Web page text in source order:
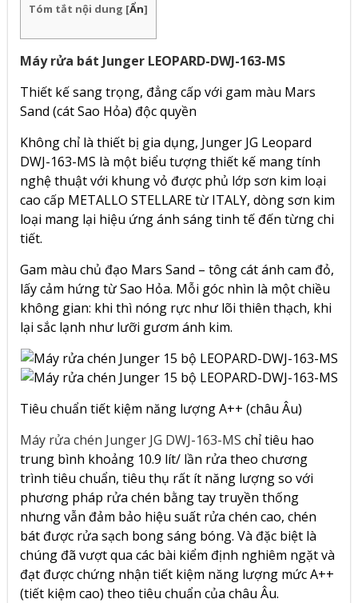
Tóm tắt nội dung [Ẩn]
Máy rửa bát Junger LEOPARD-DWJ-163-MS
Thiết kế sang trọng, đẳng cấp với gam màu Mars
Sand (cát Sao Hỏa) độc quyền
Không chỉ là thiết bị gia dụng, Junger JG Leopard
DWJ-163-MS là một biểu tượng thiết kế mang tính
nghệ thuật với khung vỏ được phủ lớp sơn kim loại
cao cấp METALLO STELLARE từ ITALY, dòng sơn kim
loại mang lại hiệu ứng ánh sáng tinh tế đến từng chi
tiết.
Gam màu chủ đạo Mars Sand – tông cát ánh cam đỏ,
lấy cảm hứng từ Sao Hỏa. Mỗi góc nhìn là một chiều
không gian: khi thì nóng rực như lõi thiên thạch, khi
lại sắc lạnh như lưỡi gươm ánh kim.
Tiêu chuẩn tiết kiệm năng lượng A++ (châu Âu)
Máy rửa chén Junger JG DWJ-163-MS chỉ tiêu hao
trung bình khoảng 10.9 lít/ lần rửa theo chương
trình tiêu chuẩn, tiêu thụ rất ít năng lượng so với
phương pháp rửa chén bằng tay truyền thống
nhưng vẫn đảm bảo hiệu suất rửa chén cao, chén
bát được rửa sạch bong sáng bóng. Và đặc biệt là
chúng đã vượt qua các bài kiểm định nghiêm ngặt và
đạt được chứng nhận tiết kiệm năng lượng mức A++
(tiết kiệm cao) theo tiêu chuẩn của châu Âu.